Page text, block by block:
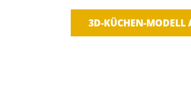
3D-KÜCHEN-MODELL